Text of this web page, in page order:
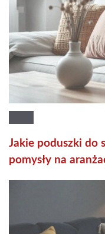
Jakie poduszki do
pomysły na